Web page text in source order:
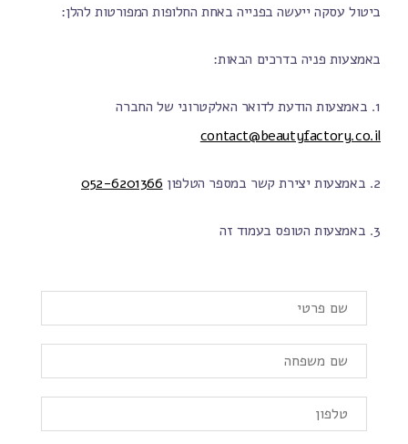
ביטול עסקה ייעשה בפנייה באחת החלופות המפורטות להלן:
באמצעות פניה בדרכים הבאות:
1. באמצעות הודעת לדואר האלקטרוני של החברה
contact@beautyfactory.co.il
2. באמצעות יצירת קשר במספר הטלפון 052-6201366
3. באמצעות הטופס בעמוד זה